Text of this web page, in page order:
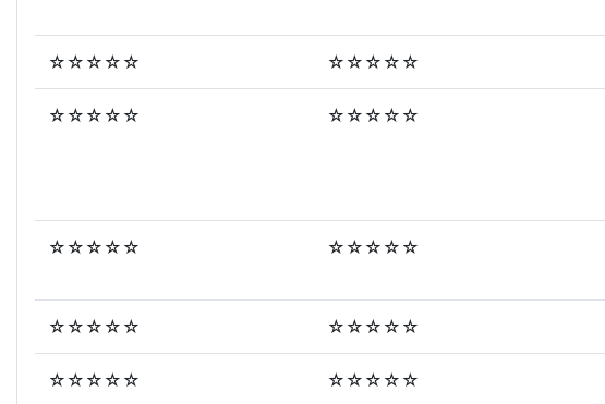
☆☆☆☆☆ ☆☆☆☆☆
☆☆☆☆☆ ☆☆☆☆☆
☆☆☆☆☆ ☆☆☆☆☆
☆☆☆☆☆ ☆☆☆☆☆
☆☆☆☆☆ ☆☆☆☆☆